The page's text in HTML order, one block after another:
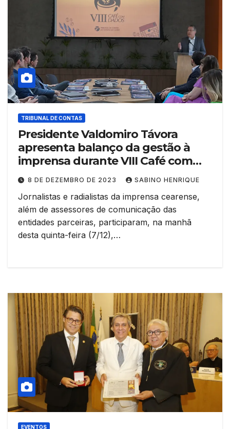
TRIBUNAL DE CONTAS
Presidente Valdomiro Távora
apresenta balanço da gestão à
imprensa durante VIII Café com
Dados
8 DE DEZEMBRO DE 2023 SABINO HENRIQUE
Jornalistas e radialistas da imprensa cearense,
além de assessores de comunicação das
entidades parceiras, participaram, na manhã
desta quinta-feira (7/12),…
EVENTOS